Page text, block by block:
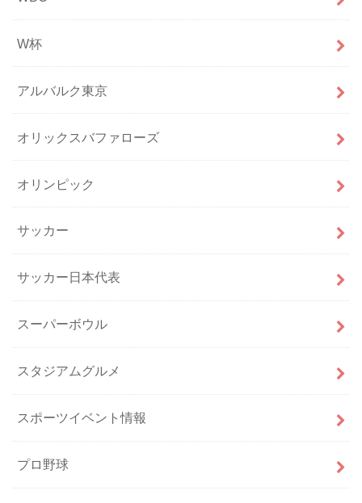
W杯
アルバルク東京
オリックスバファローズ
オリンピック
サッカー
サッカー日本代表
スーパーボウル
スタジアムグルメ
スポーツイベント情報
プロ野球